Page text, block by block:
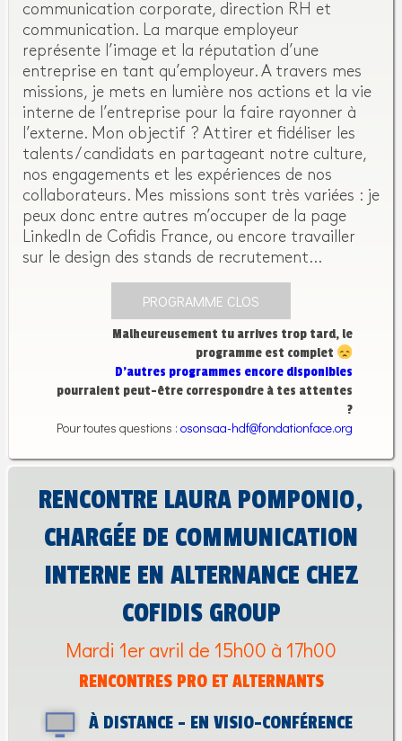
communication corporate, direction RH et
communication. La marque employeur
représente l’image et la réputation d’une
entreprise en tant qu’employeur. A travers mes
missions, je mets en lumière nos actions et la vie
interne de l’entreprise pour la faire rayonner à
l’externe. Mon objectif ? Attirer et fidéliser les
talents / candidats en partageant notre culture,
nos engagements et les expériences de nos
collaborateurs. Mes missions sont très variées : je
peux donc entre autres m’occuper de la page
LinkedIn de Cofidis France, ou encore travailler
sur le design des stands de recrutement…
PROGRAMME CLOS
Malheureusement tu arrives trop tard, le
programme est complet
D’autres programmes encore disponibles
pourraient peut-être correspondre à tes attentes
?
Pour toutes questions : osonsaa-hdf@fondationface.org
RENCONTRE LAURA POMPONIO,
CHARGÉE DE COMMUNICATION
INTERNE EN ALTERNANCE CHEZ
COFIDIS GROUP
Mardi 1er avril de 15h00 à 17h00
RENCONTRES PRO ET ALTERNANTS
À DISTANCE - EN VISIO-CONFÉRENCE